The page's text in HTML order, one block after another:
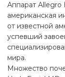
Аппарат Allegro
американская
от известной
успевший
мира.
Множество